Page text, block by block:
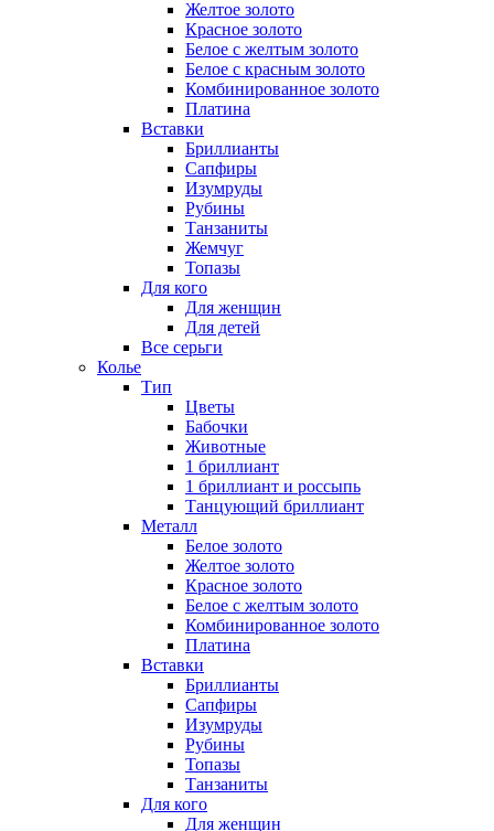
Желтое золото
Красное золото
Белое с желтым золото
Белое с красным золото
Комбинированное золото
Платина
Вставки
Бриллианты
Сапфиры
Изумруды
Рубины
Танзаниты
Жемчуг
Топазы
Для кого
Для женщин
Для детей
Все серьги
Колье
Тип
Цветы
Бабочки
Животные
1 бриллиант
1 бриллиант и россыпь
Танцующий бриллиант
Металл
Белое золото
Желтое золото
Красное золото
Белое с желтым золото
Комбинированное золото
Платина
Вставки
Бриллианты
Сапфиры
Изумруды
Рубины
Топазы
Танзаниты
Для кого
Для женщин